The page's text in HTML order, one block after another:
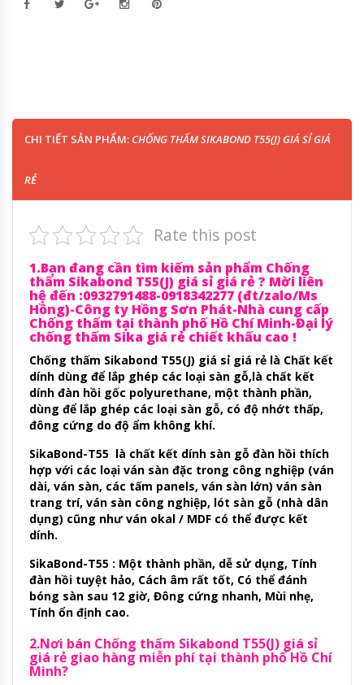
CHI TIẾT SẢN PHẨM: CHỐNG THẤM SIKABOND T55(J) GIÁ SỈ GIÁ
RẺ
Rate this post
1.Bạn đang cần tìm kiếm sản phẩm Chống
thấm Sikabond T55(J) giá sỉ giá rẻ ? Mời liên
hệ đến :0932791488-0918342277 (đt/zalo/Ms
Hồng)-Công ty Hồng Sơn Phát-Nhà cung cấp
Chống thấm tại thành phố Hồ Chí Minh-Đại lý
chống thấm Sika giá rẻ chiết khấu cao !
Chống thấm Sikabond T55(J) giá sỉ giá rẻ là Chất kết
dính dùng để lắp ghép các loại sàn gỗ,là chất kết
dính đàn hồi gốc polyurethane, một thành phần,
dùng để lắp ghép các loại sàn gỗ, có độ nhớt thấp,
đông cứng do độ ẩm không khí.
SikaBond-T55 là chất kết dính sàn gỗ đàn hồi thích
hợp với các loại ván sàn đặc trong công nghiệp (ván
dài, ván sàn, các tấm panels, ván sàn lớn) ván sàn
trang trí, ván sàn công nghiệp, lót sàn gỗ (nhà dân
dụng) cũng như ván okal / MDF có thể được kết
dính.
SikaBond-T55 : Một thành phần, dễ sử dụng, Tính
đàn hồi tuyệt hảo, Cách âm rất tốt, Có thể đánh
bóng sàn sau 12 giờ, Đông cứng nhanh, Mùi nhẹ,
Tính ổn định cao.
2.Nơi bán Chống thấm Sikabond T55(J) giá sỉ
giá rẻ giao hàng miễn phí tại thành phố Hồ Chí
Minh?